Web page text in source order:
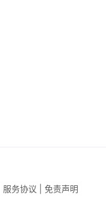
服务协议 免责声明